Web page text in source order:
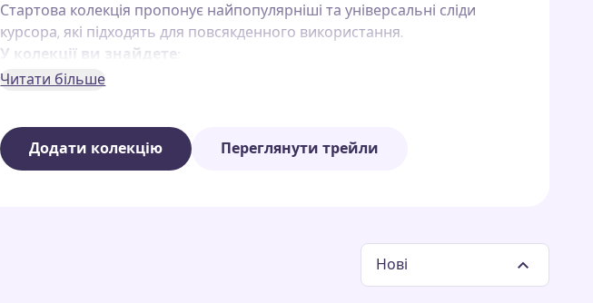
Стартова колекція пропонує найпопулярніші та універсальні сліди
курсора, які підходять для повсякденного використання.
У колекції ви знайдете:
Неоновий слід— яскравий дизайн для сміливих.
Цифровий хвіст— ідеальний вибір для техноентузіастів.
Читати більше
Додати колекцію Переглянути трейли
Нові